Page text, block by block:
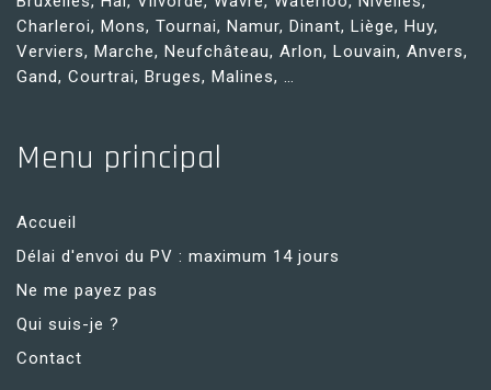
Charleroi, Mons, Tournai, Namur, Dinant, Liège, Huy,
Verviers, Marche, Neufchâteau, Arlon, Louvain, Anvers,
Gand, Courtrai, Bruges, Malines, …
Menu principal
Accueil
Délai d'envoi du PV : maximum 14 jours
Ne me payez pas
Qui suis-je ?
Contact